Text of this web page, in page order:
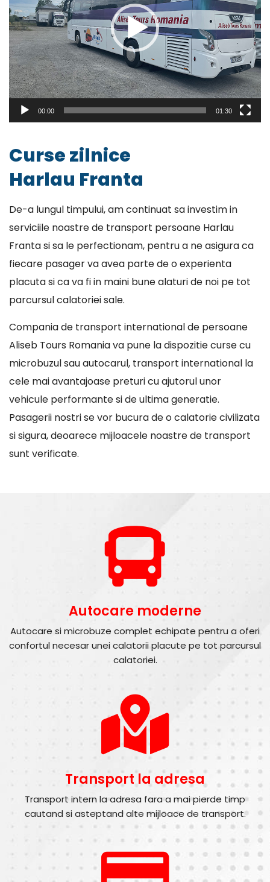
00:00 01:30
Curse zilnice
Harlau Franta
De-a lungul timpului, am continuat sa investim in
serviciile noastre de transport persoane Harlau
Franta si sa le perfectionam, pentru a ne asigura ca
fiecare pasager va avea parte de o experienta
placuta si ca va fi in maini bune alaturi de noi pe tot
parcursul calatoriei sale.
Compania de transport international de persoane
Aliseb Tours Romania va pune la dispozitie curse cu
microbuzul sau autocarul, transport international la
cele mai avantajoase preturi cu ajutorul unor
vehicule performante si de ultima generatie.
Pasagerii nostri se vor bucura de o calatorie civilizata
si sigura, deoarece mijloacele noastre de transport
sunt verificate.
Autocare moderne
Autocare si microbuze complet echipate pentru a oferi
confortul necesar unei calatorii placute pe tot parcursul
calatoriei.
Transport la adresa
Transport intern la adresa fara a mai pierde timp
cautand si asteptand alte mijloace de transport.